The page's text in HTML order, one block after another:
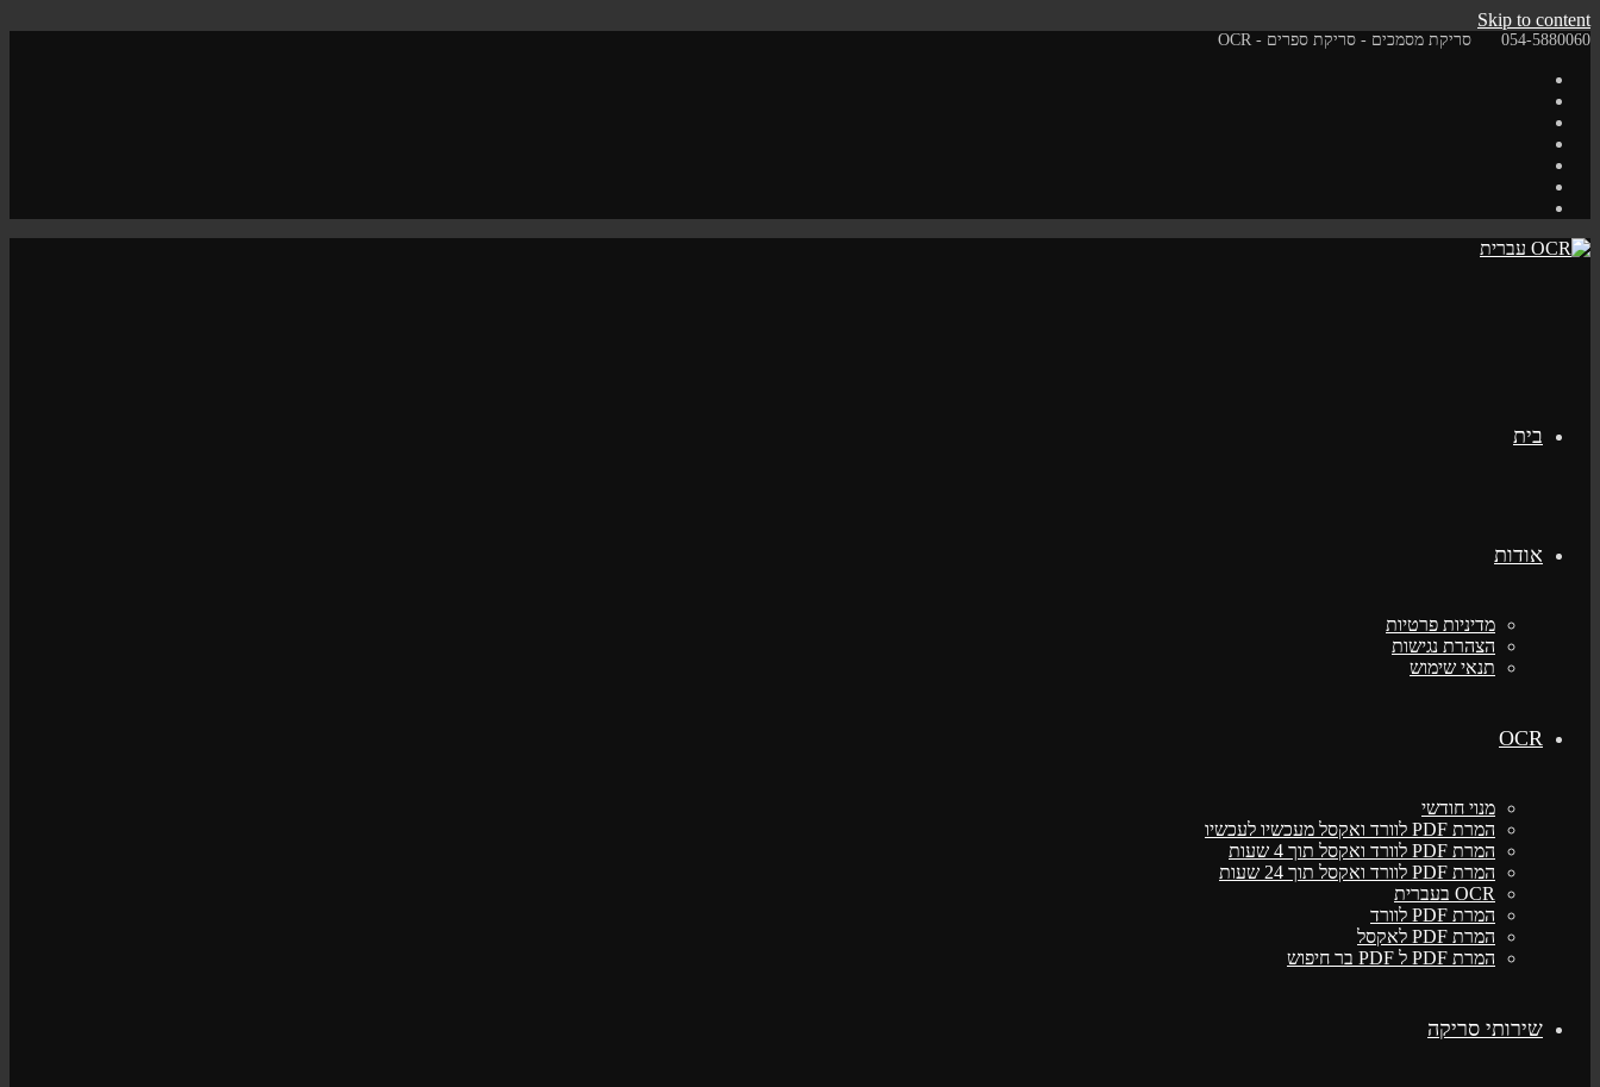
Skip to content
054-5880060 סריקת מסמכים - סריקת ספרים - OCR
בית
אודות
מדיניות פרטיות
הצהרת נגישות
תנאי שימוש
OCR
מנוי חודשי
המרת PDF לוורד ואקסל מעכשיו לעכשיו
המרת PDF לוורד ואקסל תוך 4 שעות
המרת PDF לוורד ואקסל תוך 24 שעות
OCR בעברית
המרת PDF לוורד
המרת PDF לאקסל
המרת PDF ל PDF בר חיפוש
שירותי סריקה